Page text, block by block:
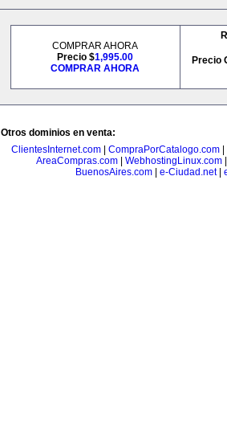
COMPRAR AHORA
Precio $1,995.00
COMPRAR AHORA
Precio
Otros dominios en venta:
ClientesInternet.com
CompraPorCatalogo.com
AreaCompras.com| WebhostingLinux.com
BuenosAires.com
e-Ciudad.net|